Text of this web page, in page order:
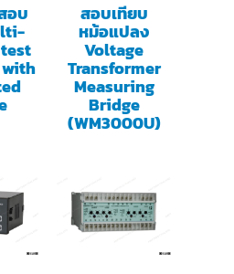
อบ
with
สอบเทียบ
หม้อแปลง
Voltage
Transformer
Measuring
Bridge
(WM3000U)